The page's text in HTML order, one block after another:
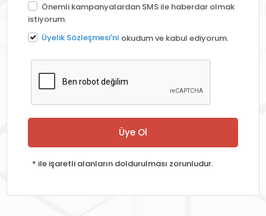
Önemli kampanyalardan SMS ile haberdar olmak
istiyorum.
Üyelik Sözleşmesi'ni okudum ve kabul ediyorum.
Üye Ol
* ile işaretli alanların doldurulması zorunludur.